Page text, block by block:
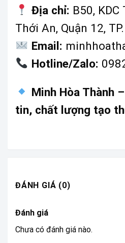
Địa chỉ: B50,
Thới An, Quận 12,
Email:
Hotline/Zalo:
Minh Hòa Thành
tin, chất lượng tạo
ĐÁNH GIÁ (0)
Đánh giá
Chưa có đánh giá nào.